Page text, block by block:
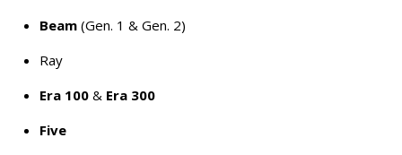
Beam (Gen. 1 & Gen. 2)
Ray
Era 100 & Era 300
Five